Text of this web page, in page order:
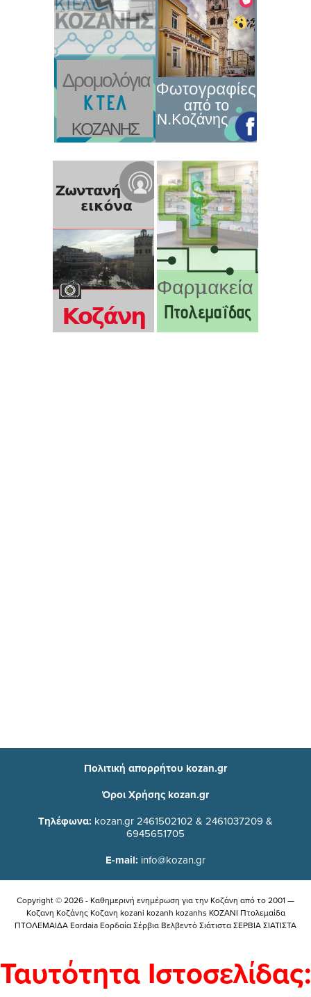
Πολιτική απορρήτου kozan.gr
Όροι Χρήσης kozan.gr
Τηλέφωνα: kozan.gr 2461502102 & 2461037209 &
6945651705
E-mail: info@kozan.gr
Copyright © 2026 - Καθημερινή ενημέρωση για την Kοζάνη από το 2001 —
Κοζανη Κοζάνης Κοζανη kozani kozanh kozanhs KOZANI Πτολεμαίδα
ΠΤΟΛΕΜΑΙΔΑ Eordaia Εορδαία Σέρβια Βελβεντό Σιάτιστα ΣΕΡΒΙΑ ΣΙΑΤΙΣΤΑ
Ταυτότητα Ιστοσελίδας: